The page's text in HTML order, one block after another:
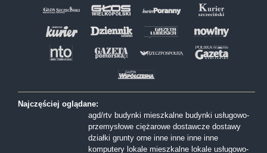
Najczęściej oglądane:
agd/rtv budynki mieszkalne budynki usługowo-
przemysłowe ciężarowe dostawcze dostawy
działki grunty orne inne inne inne inne
komputery lokale mieszkalne lokale usługowo-